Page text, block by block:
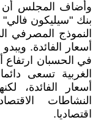
وأضاف المجلس أن
بنك "سيليكون فالي"
النموذج المصرفي
أسعار الفائدة.
في الحسبان ارتفاع
الغربية تسعى
أسعار الفائدة،
النشاطات
اقتصاديا.